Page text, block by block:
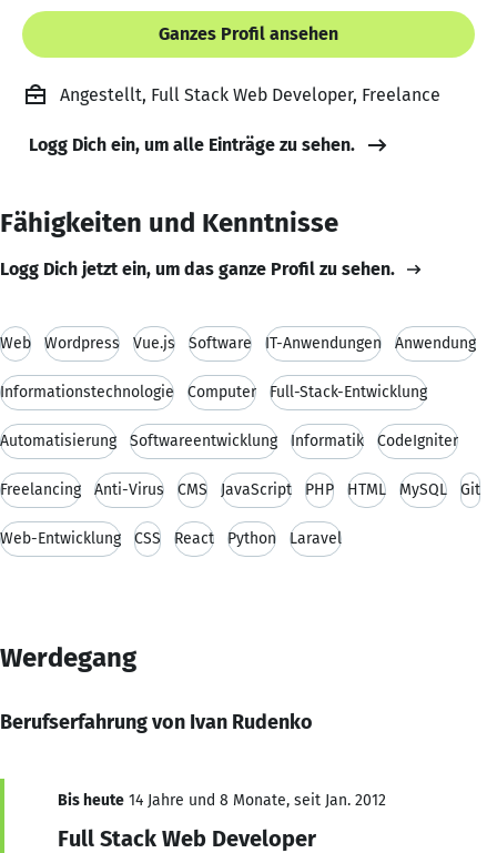
Ganzes Profil ansehen
Angestellt, Full Stack Web Developer, Freelance
Logg Dich ein, um alle Einträge zu sehen.
Fähigkeiten und Kenntnisse
Logg Dich jetzt ein, um das ganze Profil zu sehen.
Web Wordpress Vue.js Software IT-Anwendungen Anwendung
Informationstechnologie Computer Full-Stack-Entwicklung
Automatisierung Softwareentwicklung Informatik CodeIgniter
Freelancing Anti-Virus CMS JavaScript PHP HTML MySQL Git
Web-Entwicklung CSS React Python Laravel
Werdegang
Berufserfahrung von Ivan Rudenko
Bis heute 14 Jahre und 8 Monate, seit Jan. 2012
Full Stack Web Developer